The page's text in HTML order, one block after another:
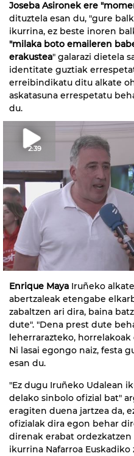
Joseba Asironek ere
dituztela esan du, "gure
ikurrina, ez beste inoren
"milaka boto emaileren
erakustea" galarazi dietela
identitate guztiak
erreibindikatu ditu alkate
askatasuna errespetatu
du.
2:39
Enrique Maya Iruñeko
abertzaleak etengabe
zabaltzen ari dira, baina
dute". "Dena prest dute
leherrarazteko,
Ni lasai egongo naiz, festa
esan du.
"Ez dugu Iruñeko Udalean
delako sinbolo ofizial bat"
eragiten duena jartzea da,
ofizialak dira egon behar
direnak erabat
ikurrina Nafarroa